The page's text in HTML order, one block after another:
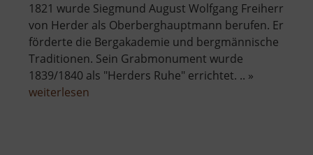
1821 wurde Siegmund August Wolfgang Freiherr
von Herder als Oberberghauptmann berufen. Er
förderte die Bergakademie und bergmännische
Traditionen. Sein Grabmonument wurde
1839/1840 als "Herders Ruhe" errichtet. .. »
weiterlesen